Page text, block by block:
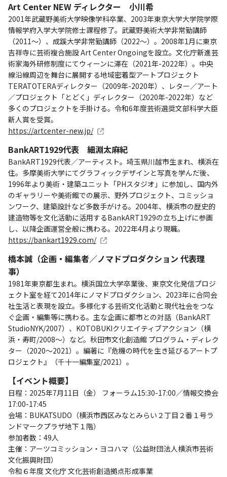
Art Center NEW ディレクター 小川希
2001年武蔵野美術大学映像学科卒業、2003年東京大学大学院学際
情報学府入学大学院修士課程修了。武蔵野美術大学非常勤講師
（2011～）、成蹊大学非常勤講師（2022～）。2008年1月に東京
吉祥寺に芸術複合施設 Art Center Ongoingを設立。文化庁新進芸
術家海外研修制度にてウィーンに滞在（2021年-2022年）。中央
線沿線周辺を舞台に展開する地域密着型アートプロジェクト
TERATOTERAディレクター（2009年-2020年）、レター／アート
／プロジェクト「とどく」ディレクター（2020年-2022年）など
多くのプロジェクトを手掛ける。令和6年度芸術選奨文部科学大臣
新人賞を受賞。
https://artcenter-new.jp/
BankART1929代表 細淵太麻紀
BankART1929代表／アーティスト。埼玉県川越市生まれ、横浜在
住。多摩美術大学にてグラフィックデザインと写真を学んだ後、
1996年より美術・建築ユニット「PHスタジオ」に参加し、国内外
のギャラリーや美術館での展示、野外プロジェクト、コミッショ
ンワーク、建築設計など多数手がける。2004年、横浜市の歴史的
建造物等を文化活動に活用するBankART1929の立ち上げに参画
し、以降企画運営全般に携わる。2022年4月より現職。
https://bankart1929.com/
橋本誠（企画・編集者／ノマドプロダクション 代表理
事）
1981年東京都生まれ。横浜国立大学卒業後、東京文化発信プロジ
ェクト室を経て2014年にノマドプロダクション、2023年に合同会
社生活と表現を設立。多様化する芸術文化活動と現代社会をつな
ぐ企画・編集等に携わる。主な企画に都市との対話（BankART
StudioNYK/2007）、KOTOBUKIクリエイティブアクション（横
浜・寿町/2008～）など。秋田市文化創造館 プログラム・ディレク
ター（2020〜2021）。編著に『危機の時代を生き延びるアートプ
ロジェクト』（千十一編集室/2021）。
【イベント概要】
日程：2025年7月11日（金） フォーラム15:30-17:00／情報交換会
17:00-17:45
会場：BUKATSUDO（横浜市西区みなとみらい２丁目２番１号ラ
ンドマークプラザ地下１階）
参加者数：49人
主催：アーツコミッション・ヨコハマ（公益財団法人横浜市芸術
文化振興財団）
令和６年度 文化庁 文化芸術創造拠点形成事業